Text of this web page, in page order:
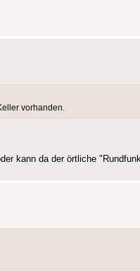
vorhanden.
kann da der örtliche